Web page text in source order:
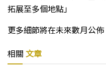
拓展至多個地點」
更多細節將在未來數月公佈
相關 文章